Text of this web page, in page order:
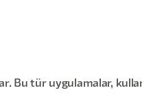
Bu tür uygulamalar,